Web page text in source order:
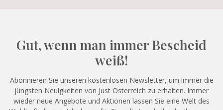
Gut, wenn man immer Bescheid
weiß!
Abonnieren Sie unseren kostenlosen Newsletter, um immer die
jüngsten Neuigkeiten von Just Österreich zu erhalten. Immer
wieder neue Angebote und Aktionen lassen Sie eine Welt des